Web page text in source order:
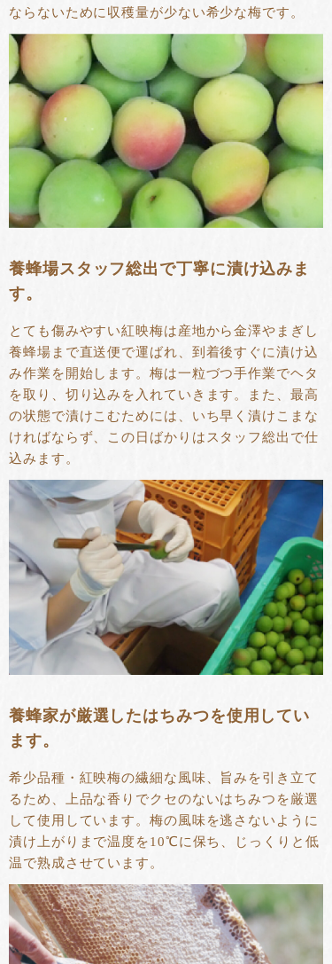
ならないために収穫量が少ない希少な梅です。
養蜂場スタッフ総出で丁寧に漬け込みま
す。
とても傷みやすい紅映梅は産地から金澤やまぎし
養蜂場まで直送便で運ばれ、到着後すぐに漬け込
み作業を開始します。梅は一粒づつ手作業でヘタ
を取り、切り込みを入れていきます。また、最高
の状態で漬けこむためには、いち早く漬けこまな
ければならず、この日ばかりはスタッフ総出で仕
込みます。
養蜂家が厳選したはちみつを使用してい
ます。
希少品種・紅映梅の繊細な風味、旨みを引き立て
るため、上品な香りでクセのないはちみつを厳選
して使用しています。梅の風味を逃さないように
漬け上がりまで温度を10℃に保ち、じっくりと低
温で熟成させています。